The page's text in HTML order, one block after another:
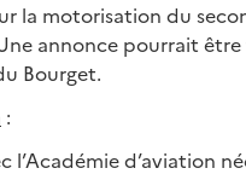
la motorisation du
annonce pourrait
Bourget.
:
l’Académie d’aviation